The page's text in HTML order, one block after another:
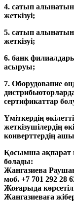
4. сатып
жеткізуі;
5. сатып
жеткізуі;
6. банк
асыруы;
7. Оборудование
сертификаттар
Үміткердің
жеткізушілердің
конверттердің
Қосымша ақпарат
болады:
Жангазиева
моб. +7 701 292 28
Жоғарыда
Жангазиеваға